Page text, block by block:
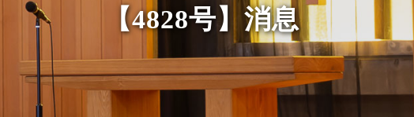
【4828号】消息